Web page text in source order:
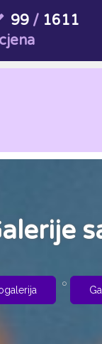
99/ 1611